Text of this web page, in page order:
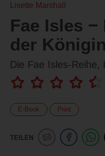
Lisette Marshall
Fae Isles −
der Königin
Die Fae Isles-Reihe,
E-Book Print
TEILEN